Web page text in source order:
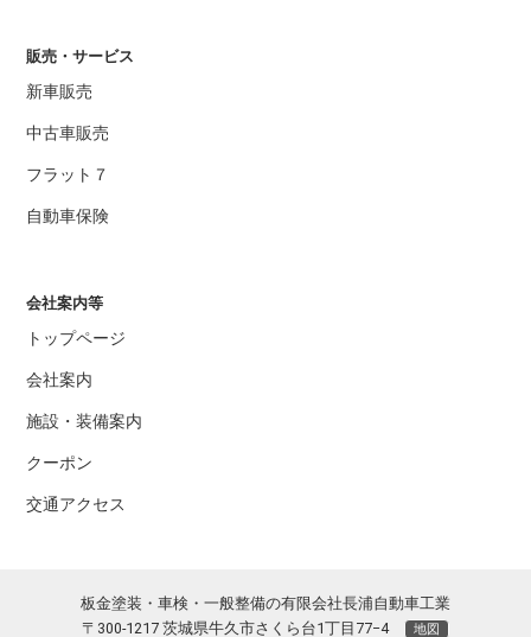
販売・サービス
新車販売
中古車販売
フラット７
自動車保険
会社案内等
トップページ
会社案内
施設・装備案内
クーポン
交通アクセス
板金塗装・車検・一般整備の有限会社長浦自動車工業
〒300-1217 茨城県牛久市さくら台1丁目77−4
地図